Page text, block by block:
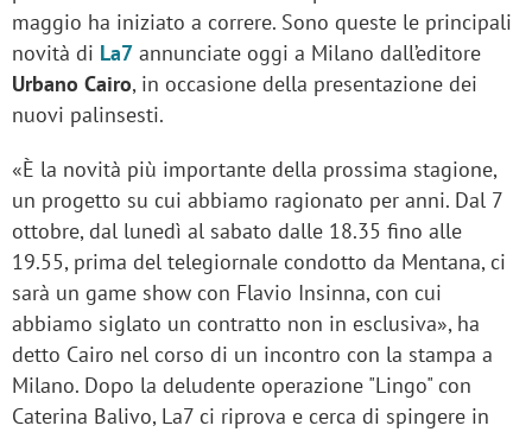
maggio ha iniziato a correre. Sono queste le principali
novità di La7 annunciate oggi a Milano dall’editore
Urbano Cairo, in occasione della presentazione dei
nuovi palinsesti.
«È la novità più importante della prossima stagione,
un progetto su cui abbiamo ragionato per anni. Dal 7
ottobre, dal lunedì al sabato dalle 18.35 fino alle
19.55, prima del telegiornale condotto da Mentana, ci
sarà un game show con Flavio Insinna, con cui
abbiamo siglato un contratto non in esclusiva», ha
detto Cairo nel corso di un incontro con la stampa a
Milano. Dopo la deludente operazione "Lingo" con
Caterina Balivo, La7 ci riprova e cerca di spingere in